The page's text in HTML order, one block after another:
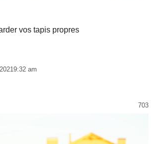
vos tapis propres
9:32 am
703